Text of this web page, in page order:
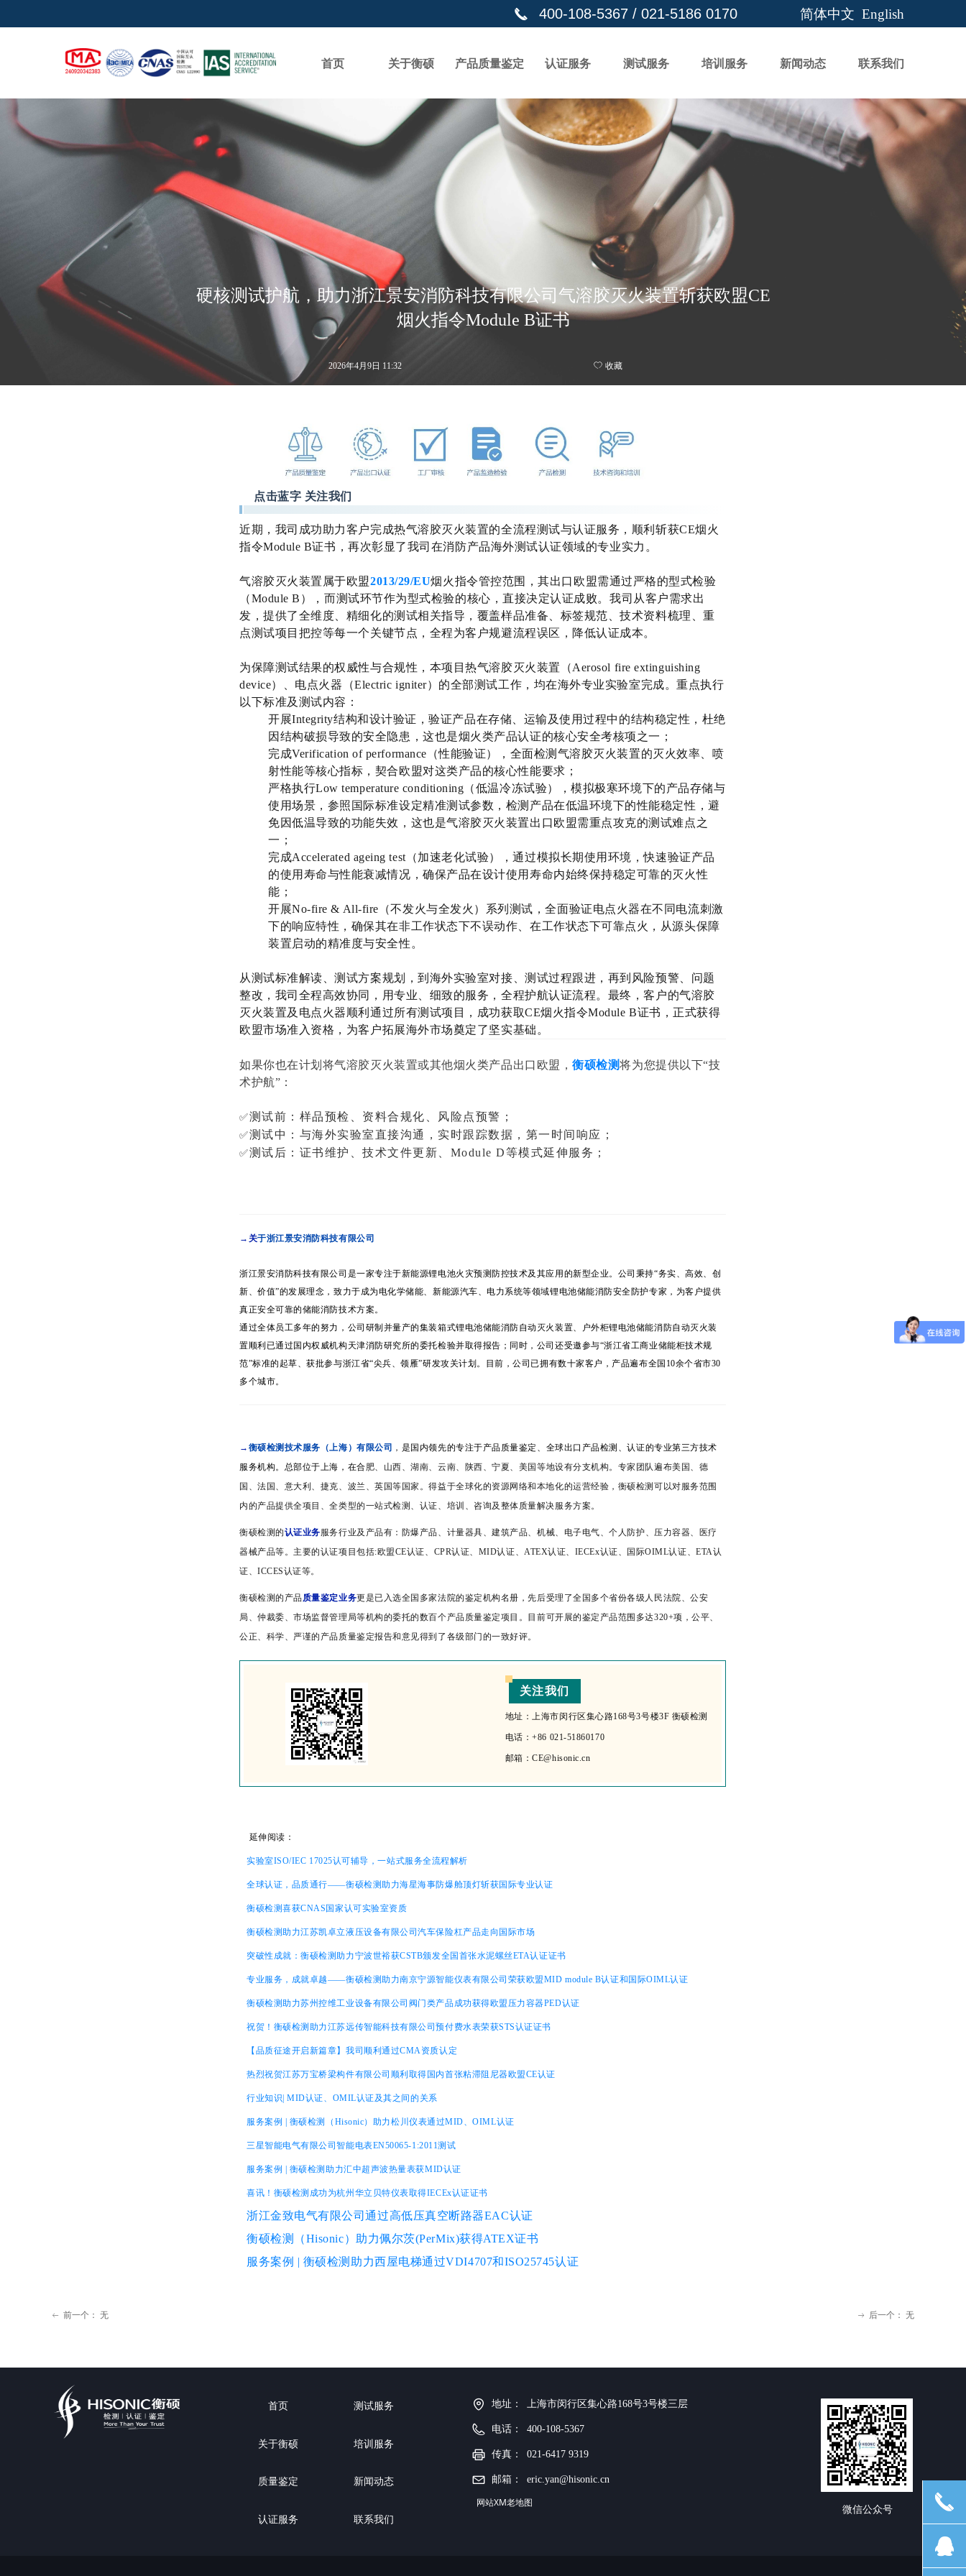
首页 关于衡硕 产品质量鉴定 认证服务 测试服务 培训服务 新闻动态 联系我们
400-108-5367 / 021-5186 0170
끅 简体中文 English
硬核测试护航，助力浙江景安消防科技有限公司气溶胶灭火装置斩获欧盟CE
烟火指令Module B证书
2026年4月9日 11:32 ꄀ 收藏
点击蓝字 关注我们
近期，我司成功助力客户完成热气溶胶灭火装置的全流程测试与认证服务，顺利斩获CE烟火
指令Module B证书，再次彰显了我司在消防产品海外测试认证领域的专业实力。
气溶胶灭火装置属于欧盟2013/29/EU烟火指令管控范围，其出口欧盟需通过严格的型式检验
（Module B），而测试环节作为型式检验的核心，直接决定认证成败。我司从客户需求出
发，提供了全维度、精细化的测试相关指导，覆盖样品准备、标签规范、技术资料梳理、重
点测试项目把控等每一个关键节点，全程为客户规避流程误区，降低认证成本。
为保障测试结果的权威性与合规性，本项目热气溶胶灭火装置（Aerosol fire extinguishing
device）、电点火器（Electric igniter）的全部测试工作，均在海外专业实验室完成。重点执行
以下标准及测试内容：
开展Integrity结构和设计验证，验证产品在存储、运输及使用过程中的结构稳定性，杜绝
因结构破损导致的安全隐患，这也是烟火类产品认证的核心安全考核项之一；
完成Verification of performance（性能验证），全面检测气溶胶灭火装置的灭火效率、喷
射性能等核心指标，契合欧盟对这类产品的核心性能要求；
严格执行Low temperature conditioning（低温冷冻试验），模拟极寒环境下的产品存储与
使用场景，参照国际标准设定精准测试参数，检测产品在低温环境下的性能稳定性，避
免因低温导致的功能失效，这也是气溶胶灭火装置出口欧盟需重点攻克的测试难点之
一；
完成Accelerated ageing test（加速老化试验），通过模拟长期使用环境，快速验证产品
的使用寿命与性能衰减情况，确保产品在设计使用寿命内始终保持稳定可靠的灭火性
能；
开展No-fire & All-fire（不发火与全发火）系列测试，全面验证电点火器在不同电流刺激
下的响应特性，确保其在非工作状态下不误动作、在工作状态下可靠点火，从源头保障
装置启动的精准度与安全性。
从测试标准解读、测试方案规划，到海外实验室对接、测试过程跟进，再到风险预警、问题
整改，我司全程高效协同，用专业、细致的服务，全程护航认证流程。最终，客户的气溶胶
灭火装置及电点火器顺利通过所有测试项目，成功获取CE烟火指令Module B证书，正式获得
欧盟市场准入资格，为客户拓展海外市场奠定了坚实基础。
如果你也在计划将气溶胶灭火装置或其他烟火类产品出口欧盟，衡硕检测将为您提供以下“技
术护航”：
✅测试前：样品预检、资料合规化、风险点预警；
✅测试中：与海外实验室直接沟通，实时跟踪数据，第一时间响应；
✅测试后：证书维护、技术文件更新、Module D等模式延伸服务；
→关于浙江景安消防科技有限公司
浙江景安消防科技有限公司是一家专注于新能源锂电池火灾预测防控技术及其应用的新型企业。公司秉持“务实、高效、创
新、价值”的发展理念，致力于成为电化学储能、新能源汽车、电力系统等领域锂电池储能消防安全防护专家，为客户提供
真正安全可靠的储能消防技术方案。
通过全体员工多年的努力，公司研制并量产的集装箱式锂电池储能消防自动灭火装置、户外柜锂电池储能消防自动灭火装
置顺利已通过国内权威机构天津消防研究所的委托检验并取得报告；同时，公司还受邀参与“浙江省工商业储能柜技术规
范”标准的起草、获批参与浙江省“尖兵、领雁”研发攻关计划。目前，公司已拥有数十家客户，产品遍布全国10余个省市30
多个城市。
→ 衡硕检测技术服务（上海）有限公司 ， 是国内领先的专注于产品质量鉴定、全球出口产品检测、认证的专业第三方技术
服务机构。总部位于上海，在合肥、山西、湖南、云南、陕西、宁夏、美国等地设有分支机构。专家团队遍布美国、德
国、法国、意大利、捷克、波兰、英国等国家。得益于全球化的资源网络和本地化的运营经验，衡硕检测可以对服务范围
内的产品提供全项目、全类型的一站式检测、认证、培训、咨询及整体质量解决服务方案。
衡硕检测的认证业务服务行业及产品有：防爆产品、计量器具、建筑产品、机械、电子电气、个人防护、压力容器、医疗
器械产品等。主要的认证项目包括:欧盟CE认证、CPR认证、 MID认证、ATEX认证、IECEx认证、国际OIML认证、ETA认
证、ICCES认证等。
衡硕检测的产品质量鉴定业务更是已入选全国多家法院的鉴定机构名册，先后受理了全国多个省份各级人民法院、公安
局、仲裁委、市场监督管理局等机构的委托的数百个产品质量鉴定项目。目前可开展的鉴定产品范围多达320+项，公平、
公正、科学、严谨的产品质量鉴定报告和意见得到了各级部门的一致好评。
关注我们
地址：上海市闵行区集心路168号3号楼3F 衡硕检测
电话：+86 021-51860170
邮箱：CE@hisonic.cn
延伸阅读：
实验室ISO/IEC 17025认可辅导，一站式服务全流程解析
全球认证，品质通行——衡硕检测助力海星海事防爆舱顶灯斩获国际专业认证
衡硕检测喜获CNAS国家认可实验室资质
衡硕检测助力江苏凯卓立液压设备有限公司汽车保险杠产品走向国际市场
突破性成就：衡硕检测助力宁波世裕获CSTB颁发全国首张水泥螺丝ETA认证证书
专业服务，成就卓越——衡硕检测助力南京宁源智能仪表有限公司荣获欧盟MID module B认证和国际OIML认证
衡硕检测助力苏州控维工业设备有限公司阀门类产品成功获得欧盟压力容器PED认证
祝贺！衡硕检测助力江苏远传智能科技有限公司预付费水表荣获STS认证证书
【品质征途开启新篇章】我司顺利通过CMA资质认定
热烈祝贺江苏万宝桥梁构件有限公司顺利取得国内首张粘滞阻尼器欧盟CE认证
行业知识| MID认证、OMIL认证及其之间的关系
服务案例 | 衡硕检测（Hisonic）助力松川仪表通过MID、OIML认证
三星智能电气有限公司智能电表EN50065-1:2011测试
服务案例 | 衡硕检测助力汇中超声波热量表获MID认证
喜讯！衡硕检测成功为杭州华立贝特仪表取得IECEx认证证书
浙江金致电气有限公司通过高低压真空断路器EAC认证
衡硕检测（Hisonic）助力佩尔茨(PerMix)获得ATEX证书
服务案例 | 衡硕检测助力西屋电梯通过VDI4707和ISO25745认证
ꂃ 前一个： 无 ꁹ 后一个： 无
首页
关于衡硕
质量鉴定
认证服务
测试服务
培训服务
新闻动态
联系我们
地址： 上海市闵行区集心路168号3号楼三层
电话： 400-108-5367
传真： 021-6417 9319
邮箱： eric.yan@hisonic.cn
微信公众号
​​​​​​​网站XM老地图 끅
뀩